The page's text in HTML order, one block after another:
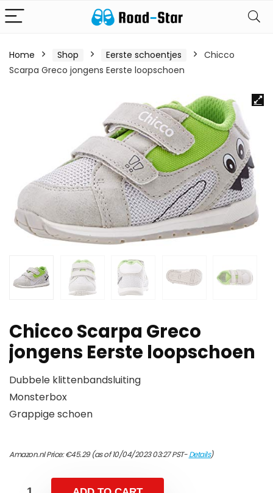
Home Shop Eerste schoentjes
Chicco
Scarpa Greco jongens Eerste loopschoen
Chicco Scarpa Greco
jongens Eerste loopschoen
Dubbele klittenbandsluiting
Monsterbox
Grappige schoen
Amazon.nl Price:€45.29(as of 10/04/2023 03:27 PST-Details)